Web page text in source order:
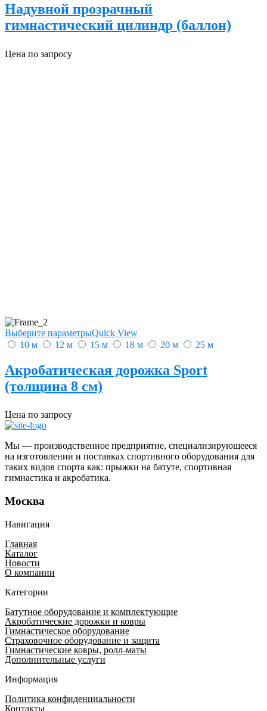
Надувной прозрачный
гимнастический цилиндр (баллон)
Цена по запросу
Выберите параметрыQuick View
10 м
12 м 15 м 18 м 20 м 25 м
Акробатическая дорожка Sport
(толщина 8 см)
Цена по запросу
Мы — производственное предприятие, специализирующееся
на изготовлении и поставках спортивного оборудования для
таких видов спорта как: прыжки на батуте, спортивная
гимнастика и акробатика.
Москва
Навигация
Главная
Каталог
Новости
О компании
Категории
Батутное оборудование и комплектующие
Акробатические дорожки и ковры
Гимнастическое оборудование
Страховочное оборудование и защита
Гимнастические ковры, ролл-маты
Дополнительные услуги
Информация
Политика конфиденциальности
Контакты